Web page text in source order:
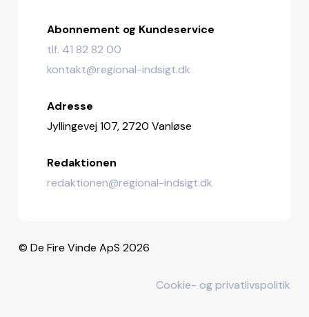
Abonnement og Kundeservice
tlf. 41 82 82 00
kontakt@regional-indsigt.dk
Adresse
Jyllingevej 107, 2720 Vanløse
Redaktionen
redaktionen@regional-indsigt.dk
© De Fire Vinde ApS 2026
Cookie- og privatlivspolitik